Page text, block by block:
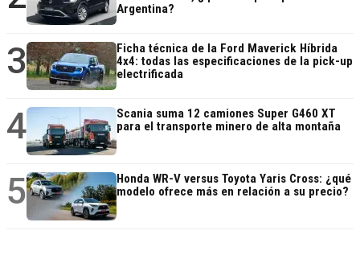
Argentina?
3
Ficha técnica de la Ford Maverick Híbrida
4x4: todas las especificaciones de la pick-up
electrificada
4
Scania suma 12 camiones Super G460 XT
para el transporte minero de alta montaña
5
Honda WR-V versus Toyota Yaris Cross: ¿qué
modelo ofrece más en relación a su precio?